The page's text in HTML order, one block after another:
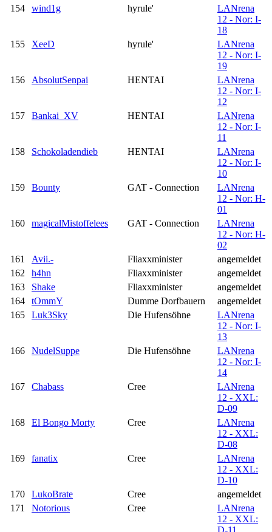
154
wind1g hyrule'
LANrena
12 - Nor: I-
18
155
XeeD hyrule'
LANrena
12 - Nor: I-
19
156
AbsolutSenpai HENTAI
LANrena
12 - Nor: I-
12
157
Bankai_XV HENTAI
LANrena
12 - Nor: I-
11
158
Schokoladendieb HENTAI
LANrena
12 - Nor: I-
10
159
Bounty GAT - Connection
LANrena
12 - Nor: H-
01
160
magicalMistoffelees GAT - Connection
LANrena
12 - Nor: H-
02
161
Avii.- Fliaxxminister
angemeldet
162
h4hn Fliaxxminister
angemeldet
163
Shake Fliaxxminister
angemeldet
164
tOmmY Dumme Dorfbauern
angemeldet
165
Luk3Sky Die Hufensöhne
LANrena
12 - Nor: I-
13
166
NudelSuppe Die Hufensöhne
LANrena
12 - Nor: I-
14
167
Chabass Cree
LANrena
12 - XXL:
D-09
168
El Bongo Morty Cree
LANrena
12 - XXL:
D-08
169
fanatix Cree
LANrena
12 - XXL:
D-10
170
LukoBrate Cree
angemeldet
171
Notorious Cree
LANrena
12 - XXL:
D-11